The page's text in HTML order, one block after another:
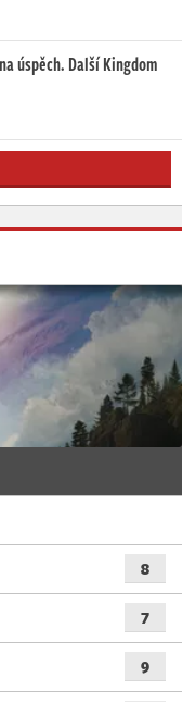
úspěch. Další Kingdom
8
7
9